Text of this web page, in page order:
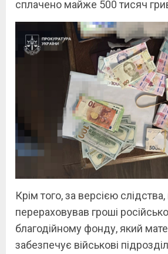
сплачено майже 500 тисяч
Крім того, за версією
перераховував гроші
благодійному фонду, який
забезпечує військові